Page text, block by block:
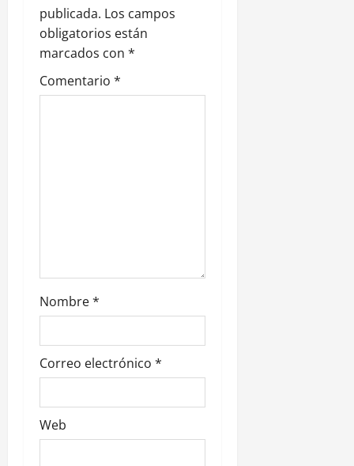
e
e
n
a
s
publicada. Los campos
obligatorios están
marcados con *
Comentario *
Nombre*
Correo electrónico *
Web